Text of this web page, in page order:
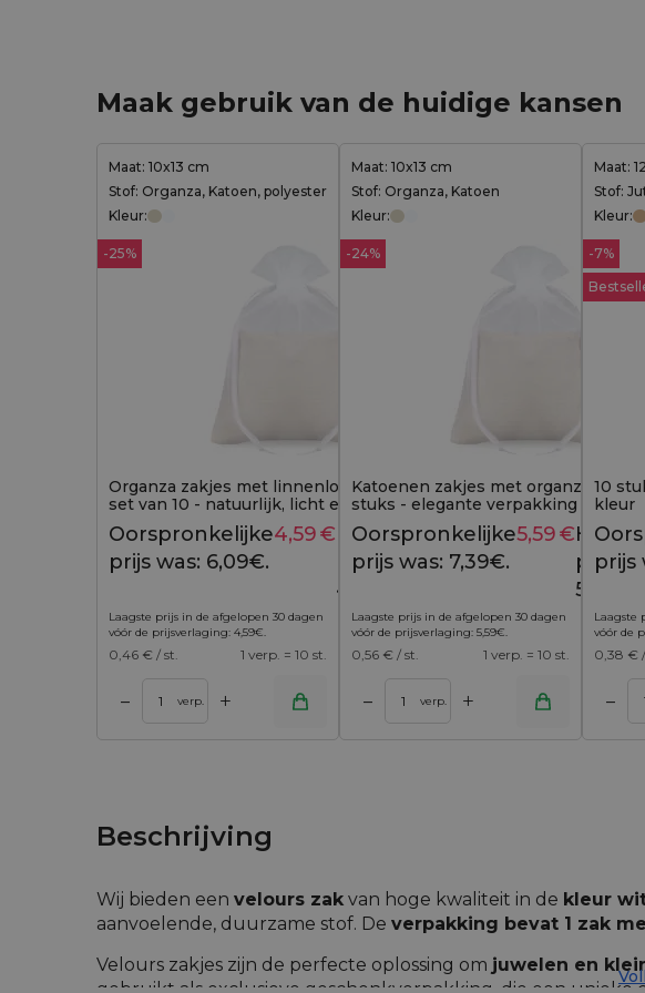
Maak gebruik van de huidige kansen
Maat: 10x13 cm
Stof: Organza, Katoen, polyester
Kleur:
-25%
Organza zakjes met linnenlook - 10x13 cm,
set van 10 - natuurlijk, licht en elegant
verpakt
6,09 €
Oorspronkelijke
prijs was: 6,09€.
4,59€ Huidige
prijs is:
4,59€.
Laagste prijs in de afgelopen 30 dagen
vóór de prijsverlaging: 4,59€.
0,46 € / st. 1 verp. = 10 st.
– verp. +
Maat: 10x13 cm
Stof: Organza, Katoen
Kleur:
-24%
Katoenen zakjes met organza 10x13
stuks - elegante verpakking met een
vleugje lichtheid
Oorspronkelijke
prijs was: 7,39€.
5,59€
prijs is:
5,59€.
Laagste prijs in de afgelopen 30 dagen
vóór de prijsverlaging: 5,59€.
0,56 € / st. 1 verp. = 10 st.
– verp. +
Maat:
Stof:
Kleur:
-7%
10
kleur
prijs
Laagste
vóór de
0,38 €
–
Toevoegen aan winkelwagen Toevoegen aan winkelwagen
Beschrijving
Wij bieden een velours zak van hoge kwaliteit in de kleur
aanvoelende, duurzame stof. De verpakking bevat 1 zak
Velours zakjes zijn de perfecte oplossing om juwelen en
gebruikt als exclusieve geschenkverpakking, die een unieke